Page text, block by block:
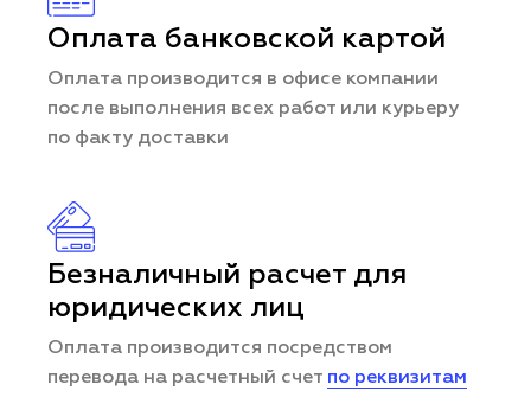
Оплата банковской картой
Оплата производится в офисе компании
после выполнения всех работ или курьеру
по факту доставки
Безналичный расчет для
юридических лиц
Оплата производится посредством
перевода на расчетный счет по реквизитам